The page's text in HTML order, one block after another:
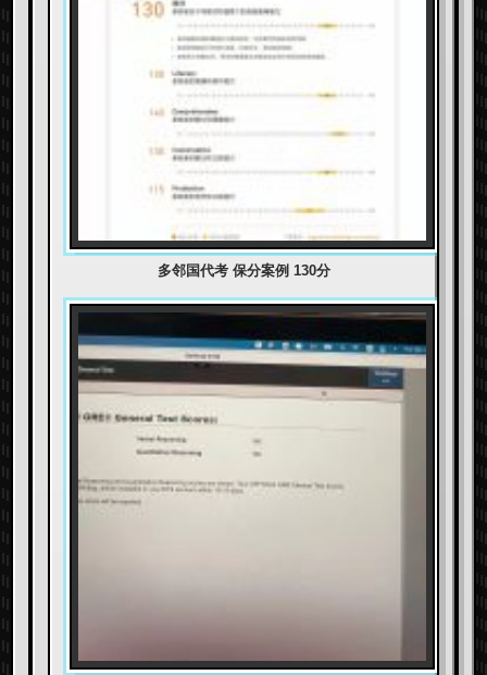
多邻国代考 保分案例 130分